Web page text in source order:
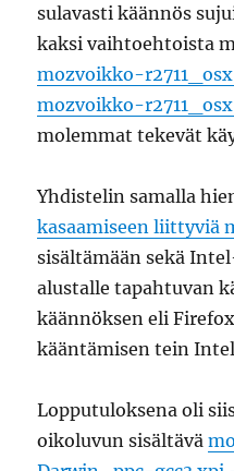
sulavasti käännös
kaksi vaihtoehtoista
mozvoikko-
mozvoikko-
molemmat tekevät
Yhdistelin samalla
kasaamiseen liittyviä
sisältämään sekä
alustalle tapahtuvan
käännöksen eli
kääntämisen tein
Lopputuloksena oli
oikoluvun sisältävä